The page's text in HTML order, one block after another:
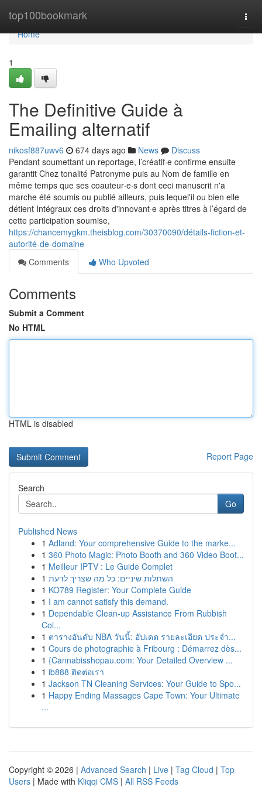
top100bookmark
Home
Home
1
The Definitive Guide à
Emailing alternatif
nikosf887uwv6 674 days ago News
Discuss
Pendant soumettant un reportage, l’créatif·e confirme ensuite
garantit Chez tonalité Patronyme puis au Nom de famille en
même temps que ses coauteur·e·s dont ceci manuscrit n'a
marche été soumis ou publié ailleurs, puis lequel'il ou bien elle
détient Intégraux ces droits d'innovant·e après titres à l’égard de
cette participation soumise,
https://chancemygkm.theisblog.com/30370090/détails-fiction-et-
autorité-de-domaine
Comments
Who Upvoted
Comments
Submit a Comment
No HTML
HTML is disabled
Report Page
Search
Go
Published News
1 Adland: Your comprehensive Guide to the marke...
1 360 Photo Magic: Photo Booth and 360 Video Boot...
1 Meilleur IPTV : Le Guide Complet
1 השתלות שיניים: כל מה שצריך לדעת
1 KO789 Register: Your Complete Guide
1 I am cannot satisfy this demand.
1 Dependable Clean-up Assistance From Rubbish
Col...
1 ตารางอันดับ NBA วันนี้: อัปเดต รายละเอียด ประจำ...
1 Cours de photographie à Fribourg : Démarrez dès...
1 {Cannabisshopau.com: Your Detailed Overview ...
1 ib888 ติดต่อเรา
1 Jackson TN Cleaning Services: Your Guide to Spo...
1 Happy Ending Massages Cape Town: Your Ultimate
...
Copyright © 2026 | Advanced Search | Live | Tag Cloud | Top
Users | Made with Kliqqi CMS | All RSS Feeds